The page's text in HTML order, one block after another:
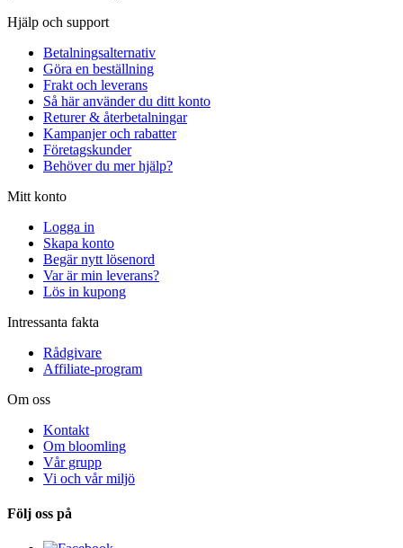
Hjälp och support
Betalningsalternativ
Göra en beställning
Frakt och leverans
Så här använder du ditt konto
Returer & återbetalningar
Kampanjer och rabatter
Företagskunder
Behöver du mer hjälp?
Mitt konto
Logga in
Skapa konto
Begär nytt lösenord
Var är min leverans?
Lös in kupong
Intressanta fakta
Rådgivare
Affiliate-program
Om oss
Kontakt
Om bloomling
Vår grupp
Vi och vår miljö
Följ oss på